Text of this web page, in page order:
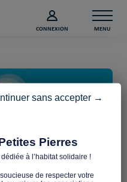
CONNEXION MENU
Pierres
à l’habitat solidaire !
de respecter votre
sans accepter →